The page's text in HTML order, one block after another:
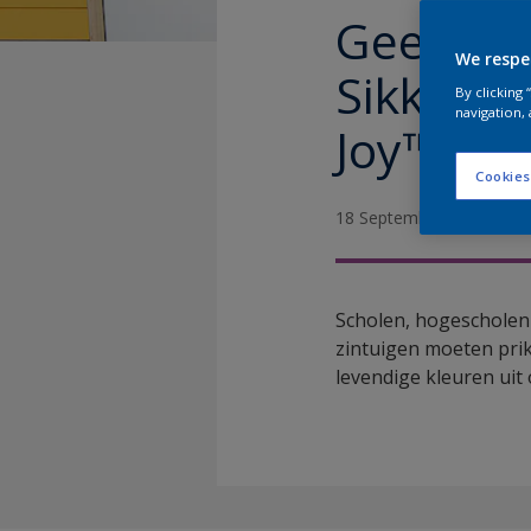
Geef
Sikkens
Joy™
18 September 2024
Scholen,
zintuigen moeten
levendige kleuren uit
We
By clicking
navigation,